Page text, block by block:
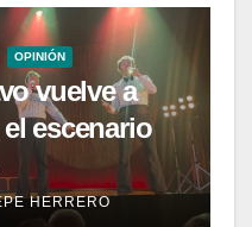
OPINIÓN
vuelve a
escenario
HERRERO